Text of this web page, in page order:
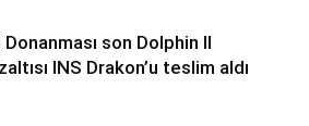
Donanması son Dolphin II
INS Drakon’u teslim aldı